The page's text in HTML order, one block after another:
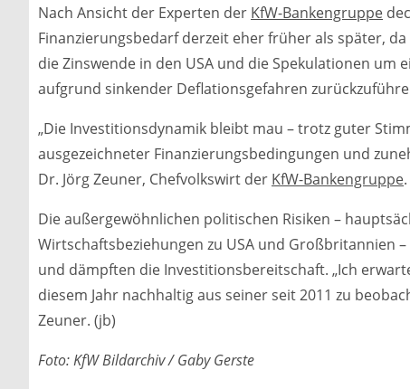
Nach Ansicht der Experten der KfW-Bankengruppe
Finanzierungsbedarf derzeit eher früher als später,
die Zinswende in den USA und die Spekulationen
aufgrund sinkender Deflationsgefahren
„Die Investitionsdynamik bleibt mau – trotz guter
ausgezeichneter Finanzierungsbedingungen und
Dr. Jörg Zeuner, Chefvolkswirt der KfW-Bankengruppe.
Die außergewöhnlichen politischen Risiken –
Wirtschaftsbeziehungen zu USA und Großbritannien
und dämpften die Investitionsbereitschaft. „Ich
diesem Jahr nachhaltig aus seiner seit 2011 zu
Zeuner. (jb)
Foto: KfW Bildarchiv / Gaby Gerste